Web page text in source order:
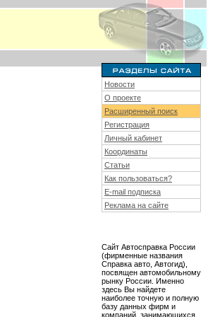
Новости
О проекте
Расширенный поиск
Регистрация
Личный кабинет
Координаты
Статьи
Как пользоваться?
E-mail подписка
Реклама на сайте
Сайт Автосправка России
(фирменные названия
Справка авто, Автогид),
посвящен автомобильному
рынку России. Именно
здесь Вы найдете
наиболее точную и полную
базу данных фирм и
компаний, занимающихся